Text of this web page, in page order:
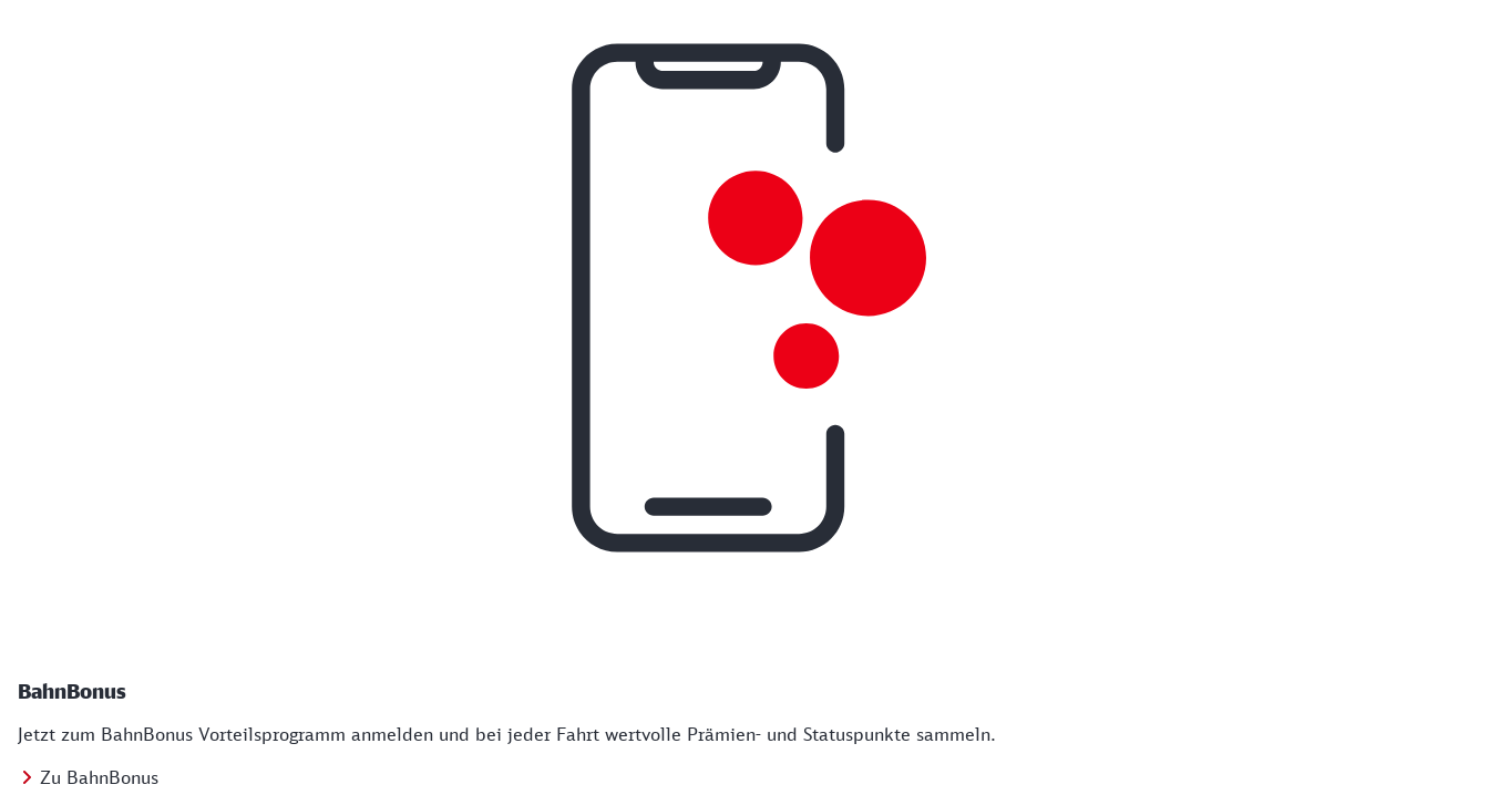
BahnBonus
Jetzt zum BahnBonus Vorteilsprogramm anmelden und bei jeder Fahrt wertvolle Prämien- und Statuspunkte sammeln.
Zu BahnBonus